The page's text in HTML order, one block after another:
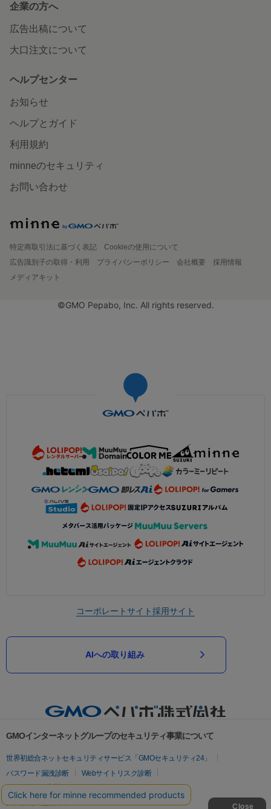
企業の方へ
広告出稿について
大口注文について
ヘルプセンター
お知らせ
ヘルプとガイド
利用規約
minneのセキュリティ
お問い合わせ
特定商取引法に基づく表記
Cookieの使用について
広告識別子の取得・利用
プライバシーポリシー 会社概要
採用情報
メディアキット
©GMO Pepabo, Inc. All rights reserved.
コーポレートサイト採用サイト
AIへの取り組み
GMOインターネットグループのセキュリティ事業について
世界初総合ネットセキュリティサービス「GMOセキュリティ24」
パスワード漏洩診断
Webサイトリスク診断
セキュリティ相談AIチャットボット
実在証明・盗聴対策